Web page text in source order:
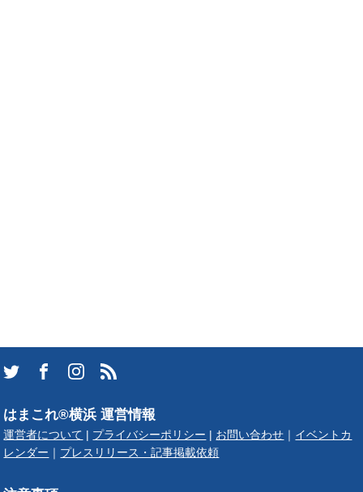
はまこれ®横浜 運営情報
運営者について | プライバシーポリシー | お問い合わせ ｜ イベントカ
レンダー ｜ プレスリリース・記事掲載依頼